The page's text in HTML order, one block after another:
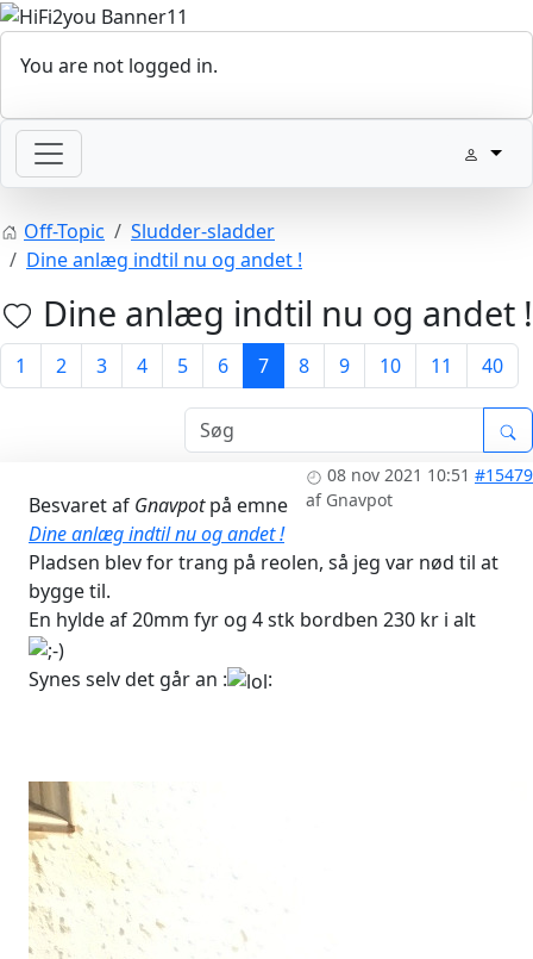
You are not logged in.
Off-Topic
Sludder-sladder
Dine anlæg indtil nu og andet !
Dine anlæg indtil nu og andet !
1 2 3 4 5 6 7 8 9 10 11 40
08 nov 2021 10:51 #15479
af Gnavpot
Besvaret af Gnavpotpå emne
Dine anlæg indtil nu og andet !
Pladsen blev for trang på reolen, så jeg var nød til at
bygge til.
En hylde af 20mm fyr og 4 stk bordben 230 kr i alt
Synes selv det går an : :